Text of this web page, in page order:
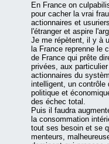
En France on
pour cacher la vrai
actionnaires et
l'étranger et aspire
Je me répètent, il y à
la France reprenne le
de France qui prête
privées, aux
actionnaires du
intelligent, un contrôle
politique et
des échec total.
Puis il faudra
la consommation
tout ses besoin et se
menteurs,